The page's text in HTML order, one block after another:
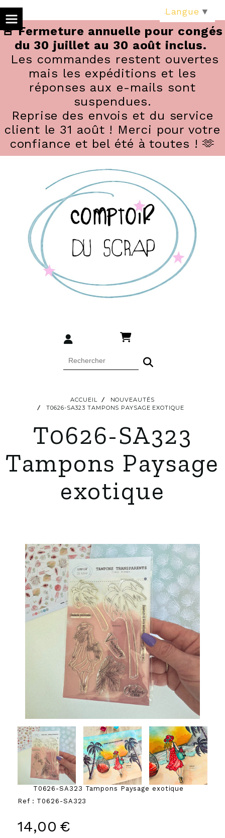
🚨 Fermeture annuelle pour congés
du 30 juillet au 30 août inclus.
Les commandes restent ouvertes
mais les expéditions et les
réponses aux e-mails sont
suspendues.
Reprise des envois et du service
client le 31 août ! Merci pour votre
confiance et bel été à toutes ! 🫶
ACCUEIL
NOUVEAUTÉS
T0626-SA323 TAMPONS PAYSAGE EXOTIQUE
T0626-SA323
Tampons Paysage
exotique
T0626-SA323 Tampons Paysage exotique
Ref : T0626-SA323
14,00 €
Langue ▼